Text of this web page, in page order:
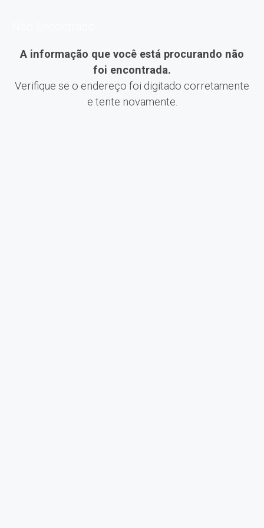
A informação que você está procurando não
foi encontrada.
Verifique se o endereço foi digitado corretamente
e tente novamente.